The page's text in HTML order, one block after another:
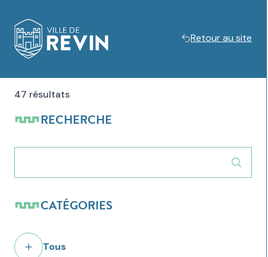
Retour au site
47 résultats
RECHERCHE
CATÉGORIES
Tous